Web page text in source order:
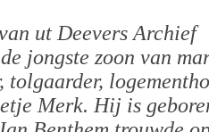
ut Deevers Archief
jongste zoon van
tolgaarder,
Merk. Hij is